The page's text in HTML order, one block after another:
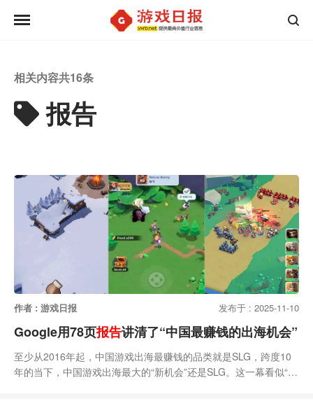
相关内容共16条
报告
作者 : 游戏日报 发布于 : 2025-11-10
Google用78页报告讲清了“中国最赚钱的出海机会”
至少从2016年起，中国游戏出海最赚钱的品类就是SLG，跨度10
年的当下，中国游戏出海最大的“新机会”还是SLG。这一幕看似“诡